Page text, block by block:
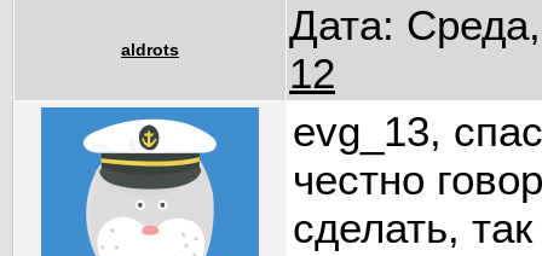
aldrots
Дата:
12
evg_13,
честно
сделать,